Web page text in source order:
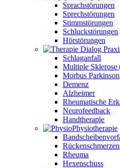
Sprachstörungen
Sprechstörungen
Stimmstörungen
Schluckstörungen
Hörstörungen
Schlaganfall
Multiple Sklerose
Morbus Parkinson
Demenz
Alzheimer
Rheumatische
Neurofeedback
Handtherapie
Physiotherapie
Rückenschmerzen
Rheuma
Hexenschuss